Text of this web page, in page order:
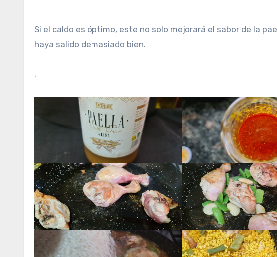
Si el caldo es óptimo, este no solo mejorará el sabor de la
haya salido demasiado bien.
.